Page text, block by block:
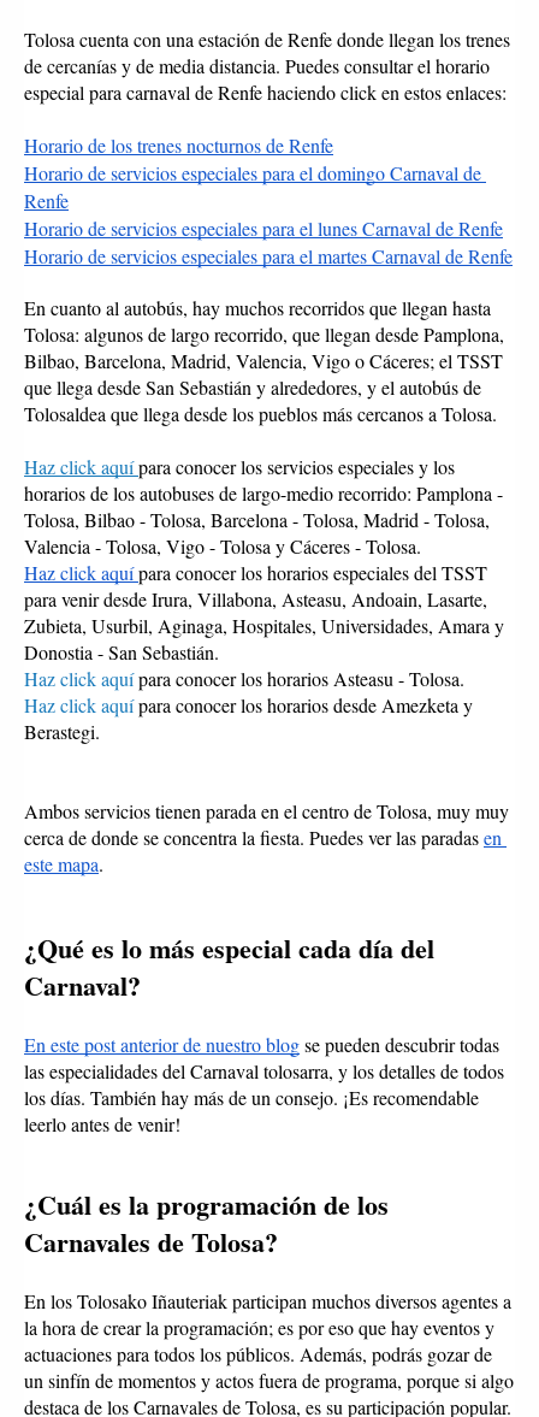
Tolosa cuenta con una estación de Renfe donde llegan los trenes
de cercanías y de media distancia. Puedes consultar el horario
especial para carnaval de Renfe haciendo click en estos enlaces:
Horario de los trenes nocturnos de Renfe
Horario de servicios especiales para el domingo Carnaval de
Renfe
Horario de servicios especiales para el lunes Carnaval de Renfe
Horario de servicios especiales para el martes Carnaval de Renfe
En cuanto al autobús, hay muchos recorridos que llegan hasta
Tolosa: algunos de largo recorrido, que llegan desde Pamplona,
Bilbao, Barcelona, Madrid, Valencia, Vigo o Cáceres; el TSST
que llega desde San Sebastián y alrededores, y el autobús de
Tolosaldea que llega desde los pueblos más cercanos a Tolosa.
Haz click aquí para conocer los servicios especiales y los
horarios de los autobuses de largo-medio recorrido: Pamplona -
Tolosa, Bilbao - Tolosa, Barcelona - Tolosa, Madrid - Tolosa,
Valencia - Tolosa, Vigo - Tolosa y Cáceres - Tolosa.
Haz click aquí para conocer los horarios especiales del TSST
para venir desde Irura, Villabona, Asteasu, Andoain, Lasarte,
Zubieta, Usurbil, Aginaga, Hospitales, Universidades, Amara y
Donostia - San Sebastián.
Haz click aquí para conocer los horarios Asteasu - Tolosa.
Haz click aquí para conocer los horarios desde Amezketa y
Berastegi.
Ambos servicios tienen parada en el centro de Tolosa, muy muy
cerca de donde se concentra la fiesta. Puedes ver las paradas en
este mapa.
¿Qué es lo más especial cada día del
Carnaval?
En este post anterior de nuestro blog se pueden descubrir todas
las especialidades del Carnaval tolosarra, y los detalles de todos
los días. También hay más de un consejo. ¡Es recomendable
leerlo antes de venir!
¿Cuál es la programación de los
Carnavales de Tolosa?
En los Tolosako Iñauteriak participan muchos diversos agentes a
la hora de crear la programación; es por eso que hay eventos y
actuaciones para todos los públicos. Además, podrás gozar de
un sinfín de momentos y actos fuera de programa, porque si algo
destaca de los Carnavales de Tolosa, es su participación popular.